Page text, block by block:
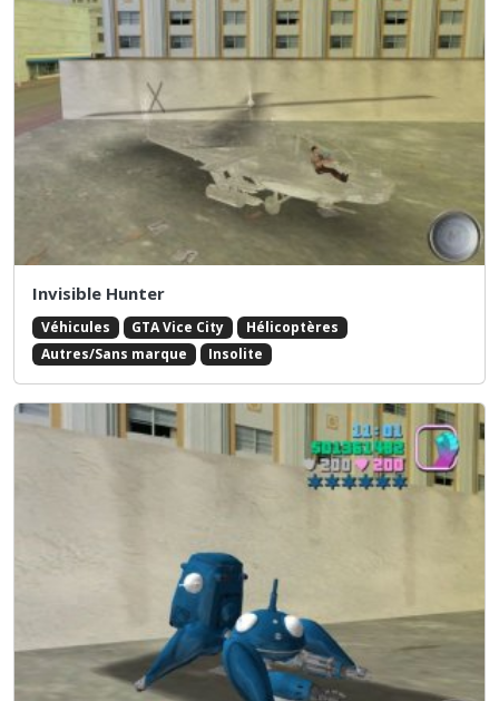
Invisible Hunter
Véhicules GTA Vice City
Hélicoptères
Autres/Sans marque
Insolite